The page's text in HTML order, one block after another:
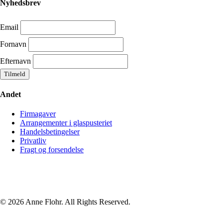
Nyhedsbrev
Email
Fornavn
Efternavn
Andet
Firmagaver
Arrangementer i glaspusteriet
Handelsbetingelser
Privatliv
Fragt og forsendelse
© 2026 Anne Flohr. All Rights Reserved.